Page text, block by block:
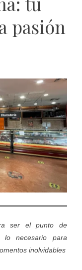
pasión
ser el punto de
lo necesario para
inolvidables